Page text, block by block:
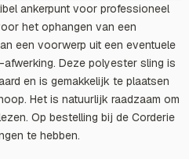
ankerpunt voor professioneel
het ophangen van een
een voorwerp uit een eventuele
Deze polyester sling is
en is gemakkelijk te plaatsen
Het is natuurlijk raadzaam om
Op bestelling bij de Corderie
te hebben.